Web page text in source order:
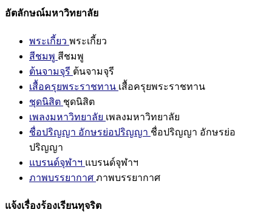
อัตลักษณ์มหาวิทยาลัย
พระเกี้ยว พระเกี้ยว
สีชมพู สีชมพู
ต้นจามจุรี ต้นจามจุรี
เสื้อครุยพระราชทาน เสื้อครุยพระราชทาน
ชุดนิสิต ชุดนิสิต
เพลงมหาวิทยาลัย เพลงมหาวิทยาลัย
ชื่อปริญญา อักษรย่อปริญญา ชื่อปริญญา อักษรย่อ
ปริญญา
แบรนด์จุฬาฯ แบรนด์จุฬาฯ
ภาพบรรยากาศ ภาพบรรยากาศ
แจ้งเรื่องร้องเรียนทุจริต